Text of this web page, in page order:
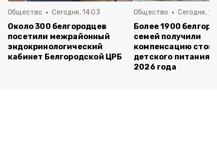
Общество Сегодня, 14:03
Около 300 белгородцев
посетили межрайонный
эндокринологический
кабинет Белгородской ЦРБ
Общество Сегодня,
Более 1900
семей получили
компенсацию
детского питания
2026 года